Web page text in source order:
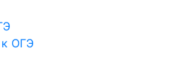
к ОГЭ